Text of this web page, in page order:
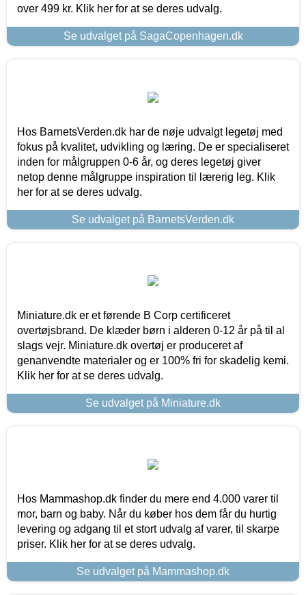
over 499 kr. Klik her for at se deres udvalg.
Se udvalget på SagaCopenhagen.dk
Hos BarnetsVerden.dk har de nøje udvalgt legetøj med
fokus på kvalitet, udvikling og læring. De er specialiseret
inden for målgruppen 0-6 år, og deres legetøj giver
netop denne målgruppe inspiration til lærerig leg. Klik
her for at se deres udvalg.
Se udvalget på BarnetsVerden.dk
Miniature.dk er et førende B Corp certificeret
overtøjsbrand. De klæder børn i alderen 0-12 år på til al
slags vejr. Miniature.dk overtøj er produceret af
genanvendte materialer og er 100% fri for skadelig kemi.
Klik her for at se deres udvalg.
Se udvalget på Miniature.dk
Hos Mammashop.dk finder du mere end 4.000 varer til
mor, barn og baby. Når du køber hos dem får du hurtig
levering og adgang til et stort udvalg af varer, til skarpe
priser. Klik her for at se deres udvalg.
Se udvalget på Mammashop.dk